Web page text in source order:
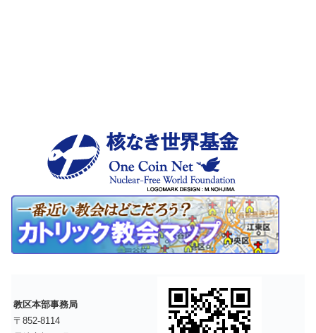
教区本部事務局
〒852-8114